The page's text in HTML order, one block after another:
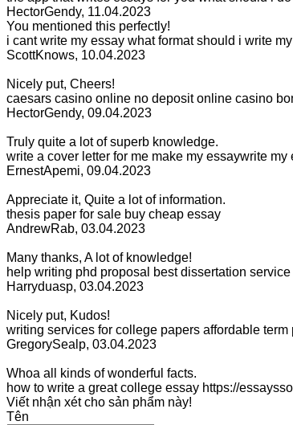
HectorGendy, 11.04.2023
You mentioned this perfectly!
i cant write my essay what format should i write
ScottKnows, 10.04.2023
Nicely put, Cheers!
caesars casino online no deposit online casino
HectorGendy, 09.04.2023
Truly quite a lot of superb knowledge.
write a cover letter for me make my essaywrite
ErnestApemi, 09.04.2023
Appreciate it, Quite a lot of information.
thesis paper for sale buy cheap essay
AndrewRab, 03.04.2023
Many thanks, A lot of knowledge!
help writing phd proposal best dissertation
Harryduasp, 03.04.2023
Nicely put, Kudos!
writing services for college papers affordable
GregorySealp, 03.04.2023
Whoa all kinds of wonderful facts.
how to write a great college essay https://
Viết nhận xét cho sản phẩm này!
Tên